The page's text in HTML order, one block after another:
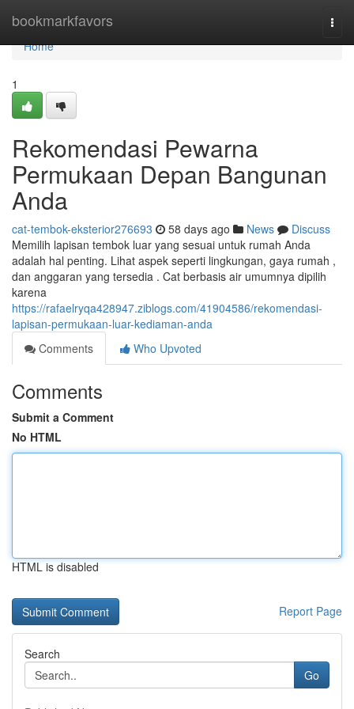
bookmarkfavors
Home
Home
1
Rekomendasi Pewarna
Permukaan Depan Bangunan
Anda
cat-tembok-eksterior276693 58 days ago News
Discuss
Memilih lapisan tembok luar yang sesuai untuk rumah Anda
adalah hal penting. Lihat aspek seperti lingkungan, gaya rumah ,
dan anggaran yang tersedia . Cat berbasis air umumnya dipilih
karena
https://rafaelryqa428947.ziblogs.com/41904586/rekomendasi-
lapisan-permukaan-luar-kediaman-anda
Comments
Who Upvoted
Comments
Submit a Comment
No HTML
HTML is disabled
Report Page
Search
Go